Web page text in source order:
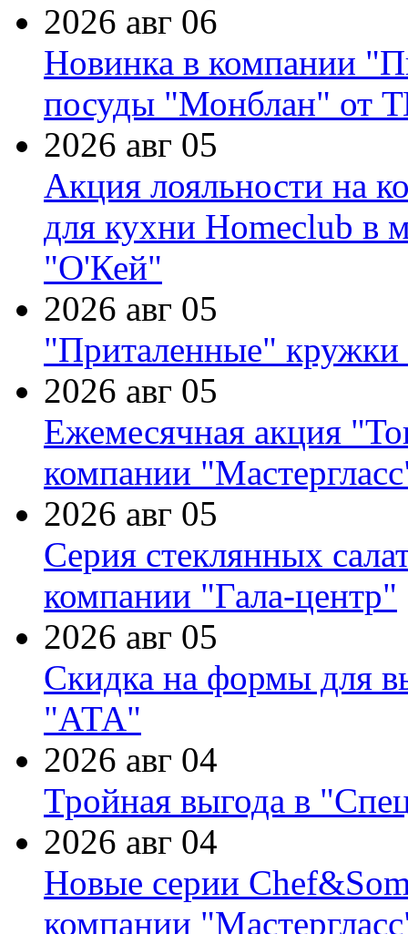
2026 авг 06
Новинка в компании
посуды "Монблан" от
2026 авг 05
Акция лояльности на
для кухни Homeclub в
"О'Кей"
2026 авг 05
"Приталенные" кружки
2026 авг 05
Ежемесячная акция
компании
2026 авг 05
Серия стеклянных
компании "Гала-центр"
2026 авг 05
Скидка на формы для
"АТА"
2026 авг 04
Тройная выгода в
2026 авг 04
Новые серии
компании